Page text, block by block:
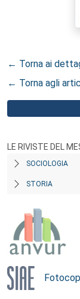
← Torna ai
← Torna agli
LE RIVISTE DEL
SOCIOLOGIA
STORIA